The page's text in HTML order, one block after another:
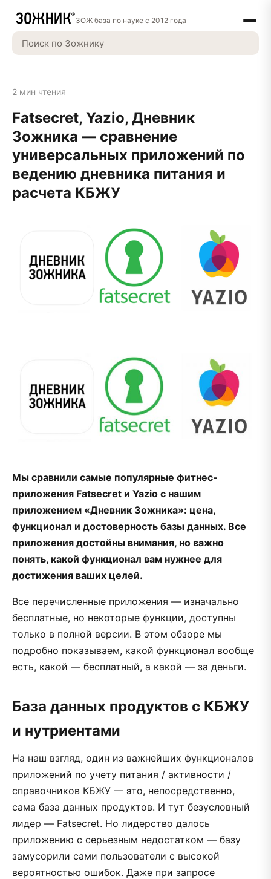
ЗОЖ база по науке с 2012 года
2 мин чтения
Fatsecret, Yazio, Дневник
Зожника — сравнение
универсальных приложений по
ведению дневника питания и
расчета КБЖУ
Мы сравнили самые популярные фитнес-
приложения Fatsecret и Yazio с нашим
приложением «Дневник Зожника»: цена,
функционал и достоверность базы данных. Все
приложения достойны внимания, но важно
понять, какой функционал вам нужнее для
достижения ваших целей.
Все перечисленные приложения — изначально
бесплатные, но некоторые функции, доступны
только в полной версии. В этом обзоре мы
подробно показываем, какой функционал вообще
есть, какой — бесплатный, а какой — за деньги.
База данных продуктов с КБЖУ
и нутриентами
На наш взгляд, один из важнейших функционалов
приложений по учету питания / активности /
справочников КБЖУ — это, непосредственно,
сама база данных продуктов. И тут безусловный
лидер — Fatsecret. Но лидерство далось
приложению с серьезным недостатком — базу
замусорили сами пользователи с высокой
вероятностью ошибок. Даже при запросе